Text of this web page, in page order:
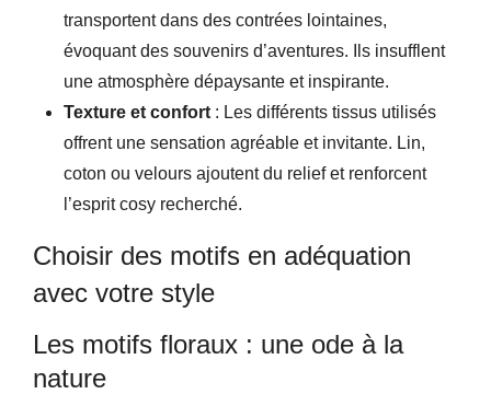
transportent dans des contrées lointaines,
évoquant des souvenirs d’aventures. Ils insufflent
une atmosphère dépaysante et inspirante.
Texture et confort : Les différents tissus utilisés
offrent une sensation agréable et invitante. Lin,
coton ou velours ajoutent du relief et renforcent
l’esprit cosy recherché.
Choisir des motifs en adéquation
avec votre style
Les motifs floraux : une ode à la
nature